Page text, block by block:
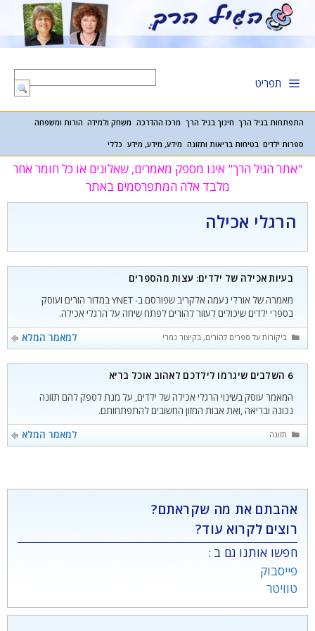
לתוכן
תפריט
התפתחות בגיל הרך חינוך בגיל הרך מרכז ההדרכה משחק ולמידה הורות ומשפחה
ספרות ילדים בטיחות בריאות ותזונה מידע, מידע, מידע כללי
"אתר הגיל הרך" אינו מספק מאמרים, שאלונים או כל חומר אחר
מלבד אלה המתפרסמים באתר
הרגלי אכילה
בעיות אכילה של ילדים: עצות מהספרים
מאמרה של אורלי נעמה אלקריב שפורסם ב- YNET במדור הורים ועוסק
בספרי ילדים שיכולים לעזור להורים לפתח שיחה על הרגלי אכילה.
למאמר המלא
קטגוריות
ביקורות על ספרים להורים,בקיצור נמרץ
6 השלבים שיגרמו לילדכם לאהוב אוכל בריא
המאמר עוסק בשינוי הרגלי אכילה של ילדים, על מנת לספק להם תזונה
נכונה ובריאה ,ואת אבות המזון החשובים להתפתחותם.
למאמר המלא
קטגוריות
תזונה
אהבתם את מה שקראתם?
רוצים לקרוא עוד?
חפשו אותנו גם ב :
פייסבוק
טוויטר